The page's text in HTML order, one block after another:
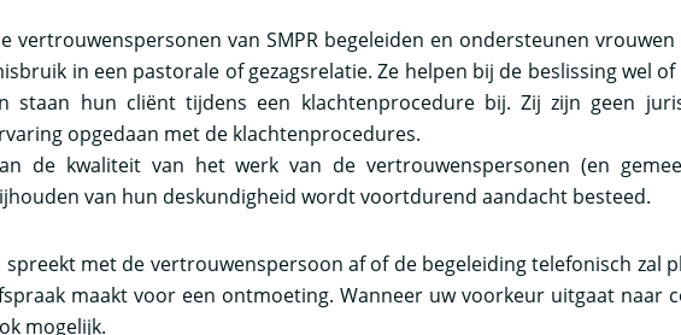
vertrouwenspersonen van SMPR begeleiden en ondersteunen
in een pastorale of gezagsrelatie. Ze helpen bij de beslissing wel
staan hun cliënt tijdens een klachtenprocedure bij. Zij zijn geen
opgedaan met de klachtenprocedures.
de kwaliteit van het werk van de vertrouwenspersonen (en
van hun deskundigheid wordt voortdurend aandacht besteed.
spreekt met de vertrouwenspersoon af of de begeleiding telefonisch zal
maakt voor een ontmoeting. Wanneer uw voorkeur uitgaat naar
mogelijk.